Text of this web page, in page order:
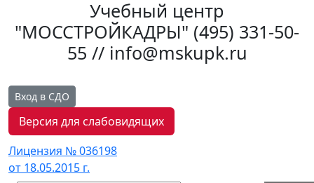
Учебный центр
"МОССТРОЙКАДРЫ" (495) 331-50-
55 // info@mskupk.ru
Вход в СДО
Версия для слабовидящих
Лицензия № 036198
от 18.05.2015 г.